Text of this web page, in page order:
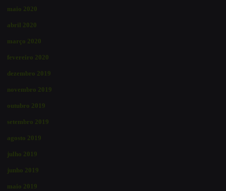
maio 2020
abril 2020
março 2020
fevereiro 2020
dezembro 2019
novembro 2019
outubro 2019
setembro 2019
agosto 2019
julho 2019
junho 2019
maio 2019